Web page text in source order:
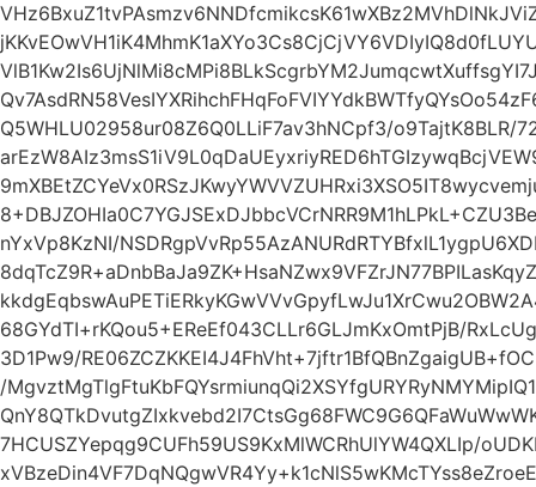
Q5WHLU02958ur08Z6Q0LLiF7av3hNCpf3/o9TajtK8BLR/
nYxVp8KzNI/
68GYdTI+rKQou5+EReEf043CLLr6GLJmKxOmtPjB/
3D1Pw9/
/
7HCUSZYepqg9CUFh59US9KxMlWCRhUlYW4QXLIp/